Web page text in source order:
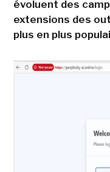
évoluent des
extensions des
plus en plus